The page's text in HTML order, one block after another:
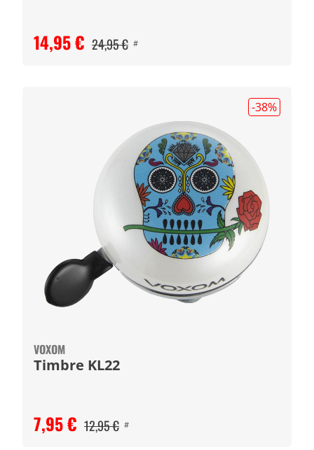
14,95 € 24,95 € #
-38%
VOXOM
Timbre KL22
7,95 € 12,95 € #